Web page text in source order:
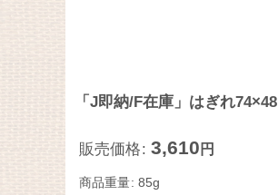
「J即納/F在庫」はぎれ
販売価格: 3,610 円
商品重量: 85g